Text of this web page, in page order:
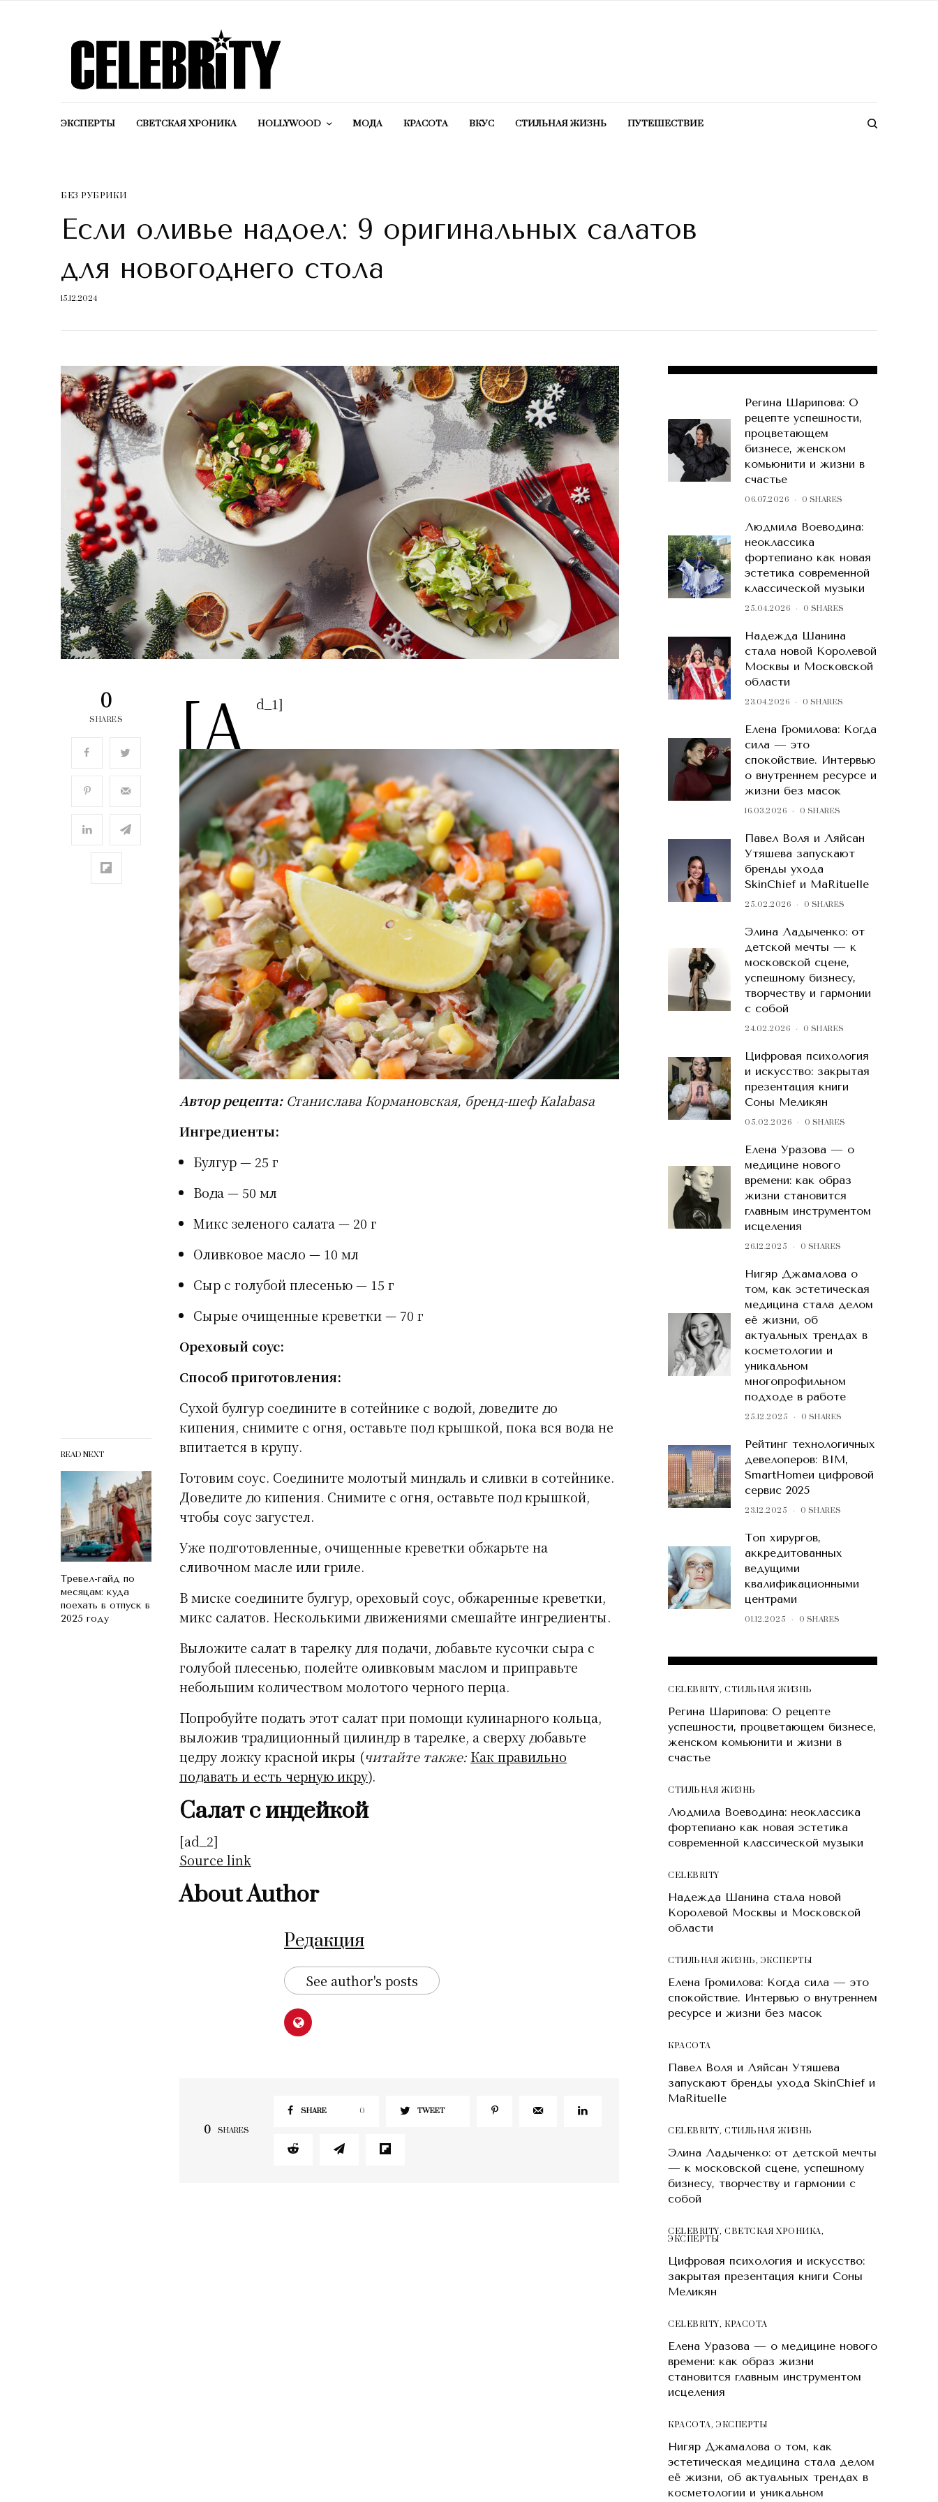
ЭКСПЕРТЫ СВЕТСКАЯ ХРОНИКА HOLLYWOOD МОДА КРАСОТA ВКУС СТИЛЬНАЯ ЖИЗНЬ ПУТЕШЕСТВИЕ
БЕЗ РУБРИКИ
Если оливье надоел: 9 оригинальных салатов
для новогоднего стола
15.12.2024
0
SHARES
READ NEXT
Тревел-гайд по
месяцам: куда
поехать в отпуск в
2025 году
[a d_1]
Автор рецепта: Станислава Кормановская, бренд-шеф Kalabasa
Ингредиенты:
Булгур — 25 г
Вода — 50 мл
Микс зеленого салата — 20 г
Оливковое масло — 10 мл
Сыр с голубой плесенью — 15 г
Сырые очищенные креветки — 70 г
Ореховый соус:
Способ приготовления:
Сухой булгур соедините в сотейнике с водой, доведите до
кипения, снимите с огня, оставьте под крышкой, пока вся вода не
впитается в крупу.
Готовим соус. Соедините молотый миндаль и сливки в сотейнике.
Доведите до кипения. Снимите с огня, оставьте под крышкой,
чтобы соус загустел.
Уже подготовленные, очищенные креветки обжарьте на
сливочном масле или гриле.
В миске соедините булгур, ореховый соус, обжаренные креветки,
микс салатов. Несколькими движениями смешайте ингредиенты.
Выложите салат в тарелку для подачи, добавьте кусочки сыра с
голубой плесенью, полейте оливковым маслом и приправьте
небольшим количеством молотого черного перца.
Попробуйте подать этот салат при помощи кулинарного кольца,
выложив традиционный цилиндр в тарелке, а сверху добавьте
цедру ложку красной икры (читайте также: Как правильно
подавать и есть черную икру).
Салат с индейкой
[ad_2]
Source link
About Author
Редакция
See author's posts
0 SHARES
SHARE 0 TWEET
Регина Шарипова: О
рецепте успешности,
процветающем
бизнесе, женском
комьюнити и жизни в
счастье
06.07.2026 0 SHARES
Людмила Воеводина:
неоклассика
фортепиано как новая
эстетика современной
классической музыки
25.04.2026 0 SHARES
Надежда Шанина
стала новой Королевой
Москвы и Московской
области
23.04.2026 0 SHARES
Елена Громилова: Когда
сила — это
спокойствие. Интервью
о внутреннем ресурсе и
жизни без масок
16.03.2026 0 SHARES
Павел Воля и Ляйсан
Утяшева запускают
бренды ухода
SkinChief и MaRituelle
25.02.2026 0 SHARES
Элина Ладыченко: от
детской мечты — к
московской сцене,
успешному бизнесу,
творчеству и гармонии
с собой
24.02.2026 0 SHARES
Цифровая психология
и искусство: закрытая
презентация книги
Соны Меликян
05.02.2026 0 SHARES
Елена Уразова — о
медицине нового
времени: как образ
жизни становится
главным инструментом
исцеления
26.12.2025 0 SHARES
Нигяр Джамалова о
том, как эстетическая
медицина стала делом
её жизни, об
актуальных трендах в
косметологии и
уникальном
многопрофильном
подходе в работе
25.12.2025 0 SHARES
Рейтинг технологичных
девелоперов: BIM,
SmartHomeи цифровой
сервис 2025
23.12.2025 0 SHARES
Топ хирургов,
аккредитованных
ведущими
квалификационными
центрами
01.12.2025 0 SHARES
CELEBRITY,СТИЛЬНАЯ ЖИЗНЬ
Регина Шарипова: О рецепте
успешности, процветающем бизнесе,
женском комьюнити и жизни в
счастье
СТИЛЬНАЯ ЖИЗНЬ
Людмила Воеводина: неоклассика
фортепиано как новая эстетика
современной классической музыки
CELEBRITY
Надежда Шанина стала новой
Королевой Москвы и Московской
области
СТИЛЬНАЯ ЖИЗНЬ, ЭКСПЕРТЫ
Елена Громилова: Когда сила — это
спокойствие. Интервью о внутреннем
ресурсе и жизни без масок
КРАСОТA
Павел Воля и Ляйсан Утяшева
запускают бренды ухода SkinChief и
MaRituelle
CELEBRITY,СТИЛЬНАЯ ЖИЗНЬ
Элина Ладыченко: от детской мечты
— к московской сцене, успешному
бизнесу, творчеству и гармонии с
собой
CELEBRITY,СВЕТСКАЯ ХРОНИКА,
ЭКСПЕРТЫ
Цифровая психология и искусство:
закрытая презентация книги Соны
Меликян
CELEBRITY, КРАСОТA
Елена Уразова — о медицине нового
времени: как образ жизни
становится главным инструментом
исцеления
КРАСОТA, ЭКСПЕРТЫ
Нигяр Джамалова о том, как
эстетическая медицина стала делом
её жизни, об актуальных трендах в
косметологии и уникальном